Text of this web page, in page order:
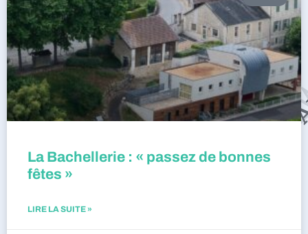
La Bachellerie : « passez de bonnes
fêtes »
LIRE LA SUITE »